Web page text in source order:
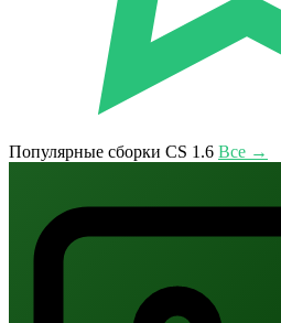
Популярные сборки CS 1.6 Все →